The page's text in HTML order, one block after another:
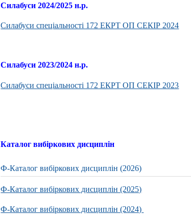
Силабуси 2024/2025 н.р.
Силабуси спеціальності 172 ЕКРТ ОП СЕКІР 2024
Силабуси 2023/2024 н.р.
Силабуси спеціальності 172 ЕКРТ ОП СЕКІР 2023
Каталог вибіркових дисциплін
Ф-Каталог вибіркових дисциплін (2026)
Ф-Каталог вибіркових дисциплін (2025)
Ф-Каталог вибіркових дисциплін (2024)